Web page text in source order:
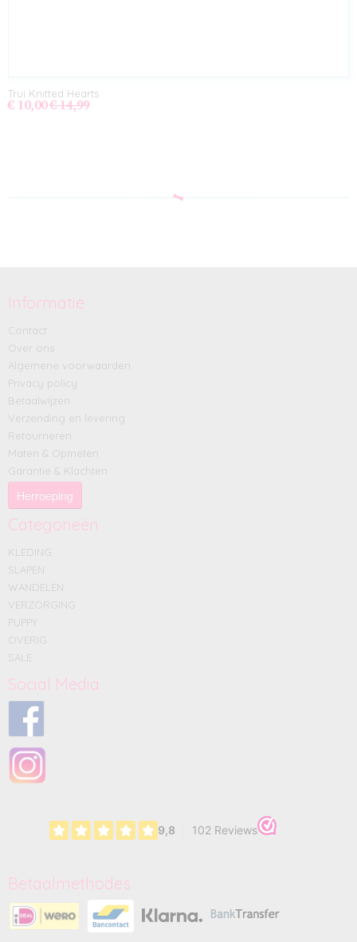
Trui Knitted Hearts
€ 10,00 € 14,99
Informatie
Contact
Over ons
Algemene voorwaarden
Privacy policy
Betaalwijzen
Verzending en levering
Retourneren
Maten & Opmeten
Garantie & Klachten
Herroeping
Categorieën
KLEDING
SLAPEN
WANDELEN
VERZORGING
PUPPY
OVERIG
SALE
Social Media
Betaalmethodes